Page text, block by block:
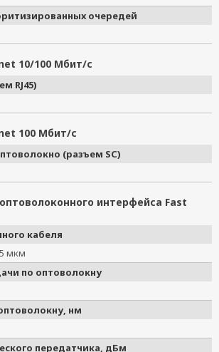
очередей
10/100 Мбит/с
RJ45)
100 Мбит/с
(разъем SC)
интерфейса Fast
кабеля
мкм
по оптоволокну
нм
передатчика, дБм